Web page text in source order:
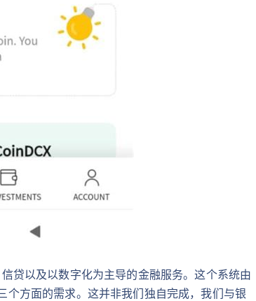
贷以及以数字化为主导的金融服务。这个系统由
方面的需求。这并非我们独自完成，我们与银